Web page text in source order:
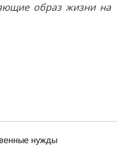
образ жизни на
нужды